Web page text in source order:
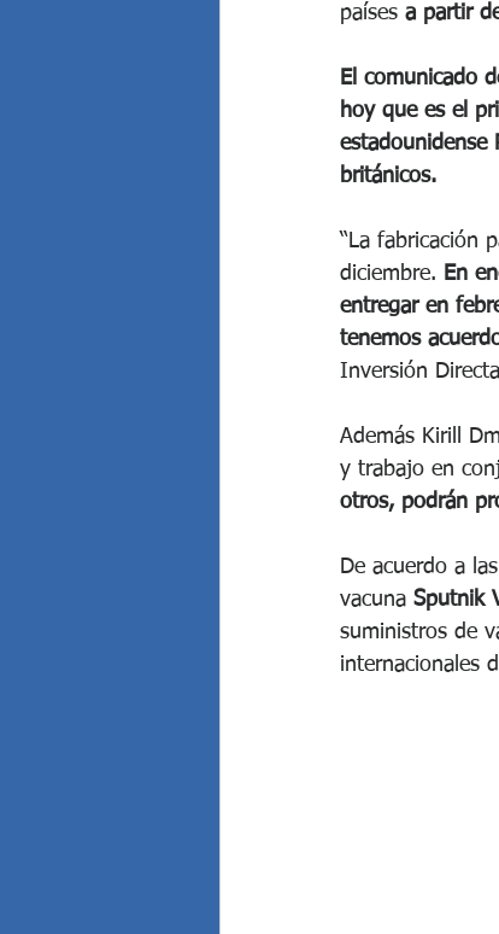
países a partir
El comunicado
hoy que es el
estadounidense
británicos.
“La fabricación
diciembre. En
entregar en
tenemos
Inversión
Además Kirill
y trabajo en
otros, podrán
De acuerdo a
vacuna Sputnik
suministros de
internacionales